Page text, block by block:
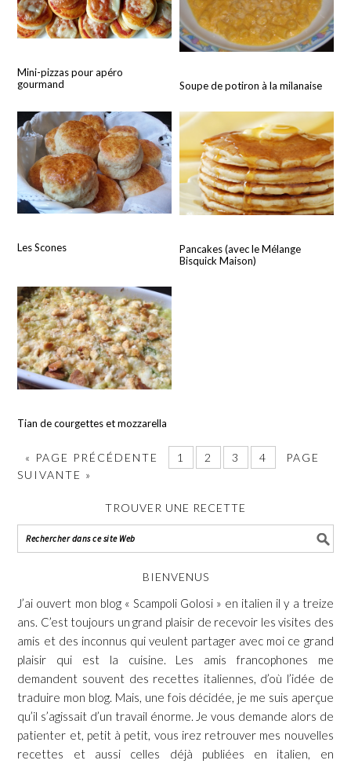
Mini-pizzas pour apéro
gourmand
Soupe de potiron à la milanaise
Les Scones
Pancakes (avec le Mélange
Bisquick Maison)
Tian de courgettes et mozzarella
« PAGE PRÉCÉDENTE 1 2 3 4
PAGE
SUIVANTE »
TROUVER UNE RECETTE
BIENVENUS
J’ai ouvert mon blog « Scampoli Golosi » en italien il y a treize
ans. C’est toujours un grand plaisir de recevoir les visites des
amis et des inconnus qui veulent partager avec moi ce grand
plaisir qui est la cuisine. Les amis francophones me
demandent souvent des recettes italiennes, d’où l’idée de
traduire mon blog. Mais, une fois décidée, je me suis aperçue
qu’il s’agissait d’un travail énorme. Je vous demande alors de
patienter et, petit à petit, vous irez retrouver mes nouvelles
recettes et aussi celles déjà publiées en italien, en